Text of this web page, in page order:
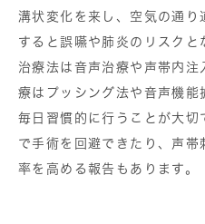
溝状変化を来し、空気の通
すると誤嚥や肺炎のリスクと
治療法は音声治療や声帯内
療はプッシング法や音声機能
毎日習慣的に行うことが大切
で手術を回避できたり、声
率を高める報告もあります。